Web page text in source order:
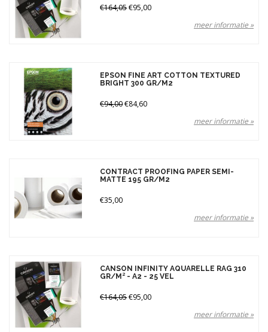
€164,05€95,00
meer informatie »
EPSON FINE ART COTTON TEXTURED
BRIGHT 300 GR/M2
€94,00€84,60
meer informatie »
CONTRACT PROOFING PAPER SEMI-
MATTE 195 GR/M2
€35,00
meer informatie »
CANSON INFINITY AQUARELLE RAG 310
GR/M² - A2 - 25 VEL
€164,05€95,00
meer informatie »